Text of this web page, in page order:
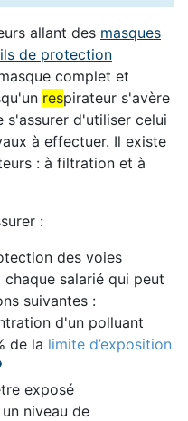
allant des masques
de protection
complet et
respirateur s'avère
s'assurer d'utiliser celui
à effectuer. Il existe
: à filtration et à
:
des voies
salarié qui peut
suivantes :
d'un polluant
de la limite d’exposition
exposé
niveau de